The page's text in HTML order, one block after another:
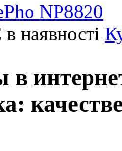
NP8820
наявності